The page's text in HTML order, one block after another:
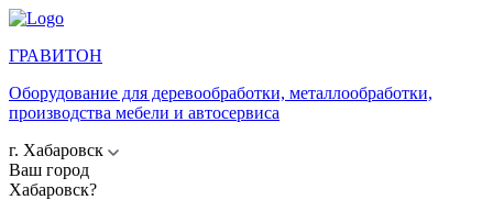
ГРАВИТОН
Оборудование для деревообработки, металлообработки,
производства мебели и автосервиса
г. Хабаровск
Ваш город
Хабаровск?